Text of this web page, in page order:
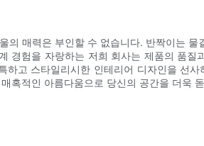
의 매력은 부인할 수 없습니다. 반짝이는
경험을 자랑하는 저희 회사는 제품의 품
하고 스타일리시한 인테리어 디자인을 선
혹적인 아름다움으로 당신의 공간을 더욱